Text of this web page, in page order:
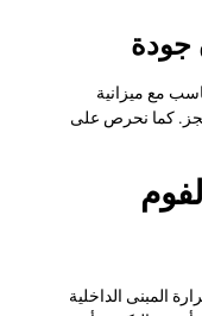
مع ميزانية
كما نحرص على
المبنى الداخلية